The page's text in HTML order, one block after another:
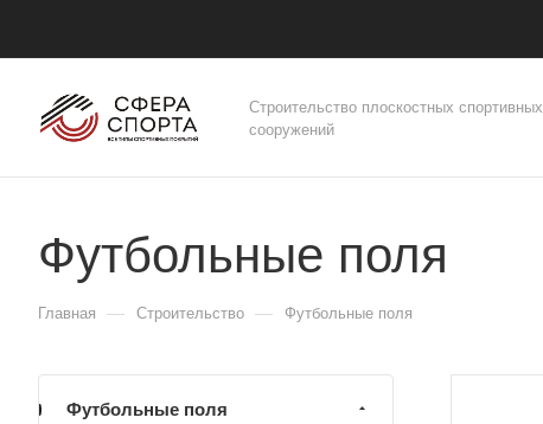
Строительство плоскостных спортивных
сооружений
Футбольные поля
Главная — Строительство — Футбольные поля
Футбольные поля